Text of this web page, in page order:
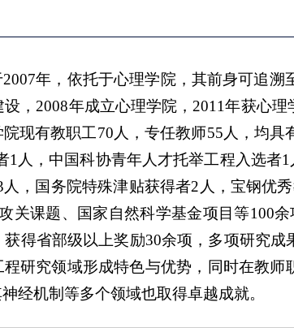
年，依托于心理学院，其前身可追
，2008年成立心理学院，2011年获心
现有教职工70人，专任教师55人，均
1人，中国科协青年人才托举工程入选者
，国务院特殊津贴获得者2人，宝钢优
关课题、国家自然科学基金项目等100
得省部级以上奖励30余项，多项研究
研究领域形成特色与优势，同时在教
经机制等多个领域也取得卓越成就。